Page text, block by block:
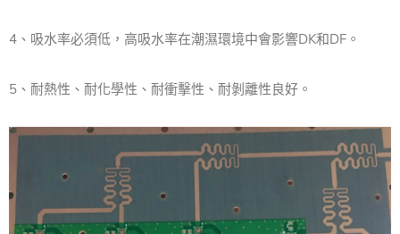
4、吸水率必須低，高吸水率在潮濕環境中會影響DK和DF。
5、耐熱性、耐化學性、耐衝擊性、耐剝離性良好。